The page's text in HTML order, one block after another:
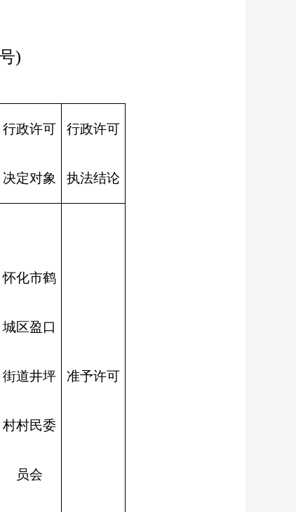
)
行政许可
决定对象
行政许可
执法结论
怀化市鹤
城区盈口
街道井坪
村村民委
员会
准予许可